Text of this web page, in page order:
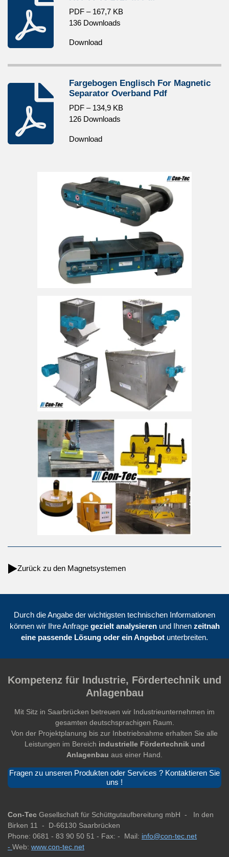
PDF – 167,7 KB
136 Downloads
Download
Fargebogen Englisch For Magnetic
Separator Overband Pdf
PDF – 134,9 KB
126 Downloads
Download
Zurück zu den Magnetsystemen
Durch die Angabe der wichtigsten technischen Informationen
können wir Ihre Anfrage gezielt analysierenund Ihnen zeitnah
eine passende Lösung oder ein Angebot unterbreiten.
Kompetenz für Industrie, Fördertechnik und
Anlagenbau
Mit Sitz in Saarbrücken betreuen wir Industrieunternehmen im
gesamten deutschsprachigen Raum.
Von der Projektplanung bis zur Inbetriebnahme erhalten Sie alle
Leistungen im Bereich industrielle Fördertechnik und
Anlagenbau aus einer Hand.
Fragen zu unseren Produkten oder Services ? Kontaktieren Sie
uns !
Con-Tec Gesellschaft für Schüttgutaufbereitung mbH - In den
Birken 11 - D-66130 Saarbrücken
Phone: 0681 - 83 90 50 51 - Fax: - Mail: info@con-tec.net
- Web: www.con-tec.net